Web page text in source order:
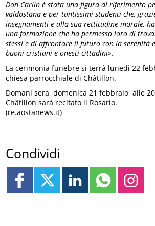
Don Carlin è stata una figura di riferimento
valdostana e per tantissimi studenti che,
insegnamenti e alla sua rettitudine morale,
una formazione che ha permesso loro di
stessi e di affrontare il futuro con la serenità
buoni cristiani e onesti cittadini».
La cerimonia funebre si terrà lunedì 22
chiesa parrocchiale di Châtillon.
Domani sera, domenica 21 febbraio, alle
Châtillon sarà recitato il Rosario.
(re.aostanews.it)
Condividi